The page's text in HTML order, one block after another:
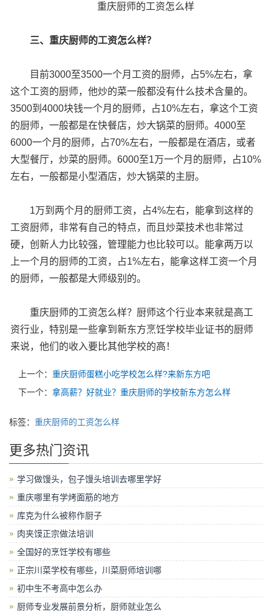
重庆厨师的工资怎么样
三、重庆厨师的工资怎么样？
目前3000至3500一个月工资的厨师，占5%左右，拿
这个工资的厨师，他炒的菜一般都没有什么技术含量的。
3500到4000块钱一个月的厨师，占10%左右，拿这个工资
的厨师，一般都是在快餐店，炒大锅菜的厨师。4000至
6000一个月的厨师，占70%左右，一般都是在酒店，或者
大型餐厅，炒菜的厨师。6000至1万一个月的厨师，占10%
左右，一般都是小型酒店，炒大锅菜的主厨。
1万到两个月的厨师工资，占4%左右，能拿到这样的
工资厨师，非常有自己的特点，而且炒菜技术也非常过
硬，创新人力比较强，管理能力也比较可以。能拿两万以
上一个月的厨师的工资，占1%左右，能拿这样工资一个月
的厨师，一般都是大师级别的。
重庆厨师的工资怎么样？厨师这个行业本来就是高工
资行业，特别是一些拿到新东方烹饪学校毕业证书的厨师
来说，他们的收入要比其他学校的高！
上一个： 重庆厨师蛋糕小吃学校怎么样?来新东方吧
下一个： 拿高薪？好就业？重庆厨师的学校新东方怎么样
标签： 重庆厨师的工资怎么样
更多热门资讯
学习做馒头，包子馒头培训去哪里学好
重庆哪里有学烤面筋的地方
库克为什么被称作厨子
肉夹馍正宗做法培训
全国好的烹饪学校有哪些
正宗川菜学校有哪些，川菜厨师培训哪
初中生不考高中怎么办
厨师专业发展前景分析，厨师就业怎么